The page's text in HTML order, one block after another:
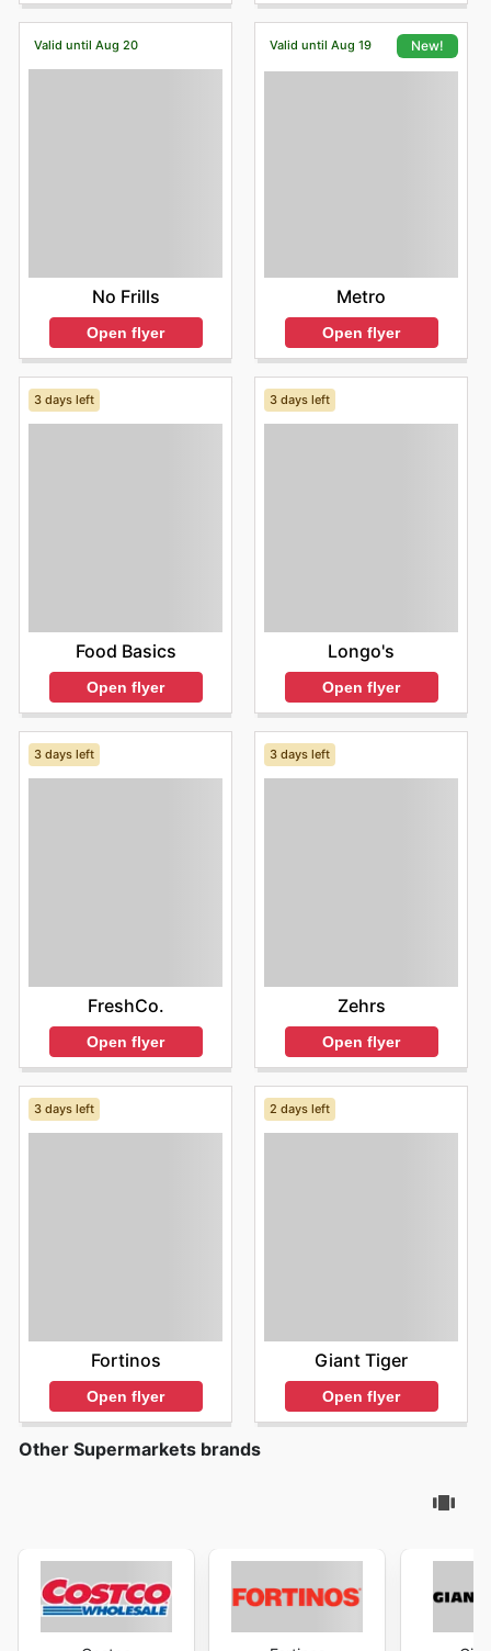
Valid until Aug 20
No Frills
Open flyer
Valid until Aug 19 New!
Metro
Open flyer
3 days left
Food Basics
Open flyer
3 days left
Longo's
Open flyer
3 days left
FreshCo.
Open flyer
3 days left
Zehrs
Open flyer
3 days left
Fortinos
Open flyer
2 days left
Giant Tiger
Open flyer
Other Supermarkets brands